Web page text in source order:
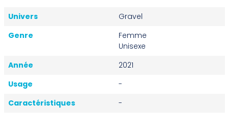
Univers
Gravel
Genre
Femme
Unisexe
Année
2021
Usage
-
Caractéristiques
-